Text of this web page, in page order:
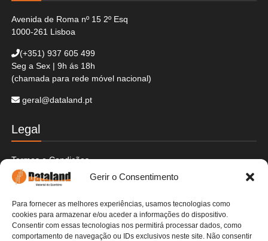
Gerir o Consentimento
Para fornecer as melhores experiências, usamos tecnologias como
cookies para armazenar e/ou aceder a informações do dispositivo.
Consentir com essas tecnologias nos permitirá processar dados, como
comportamento de navegação ou IDs exclusivos neste site. Não consentir
Avenida de Roma nº 15 2º Esq
1000-261 Lisboa
(+351) 937 605 499
Seg a Sex | 9h ás 18h
(chamada para rede móvel nacional)
geral@dataland.pt
Legal
Termos e Condições
Politica de Cookies
Politica de Privacidade
Pagamentos Seguros
Livre de Resolução
Livro de Reclamações